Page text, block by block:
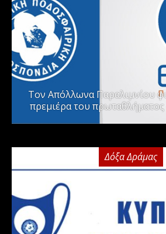
Τον Απόλλωνα Παραλιμνίου
πρεμιέρα του πρωταθλήματος
Δόξα Δράμας